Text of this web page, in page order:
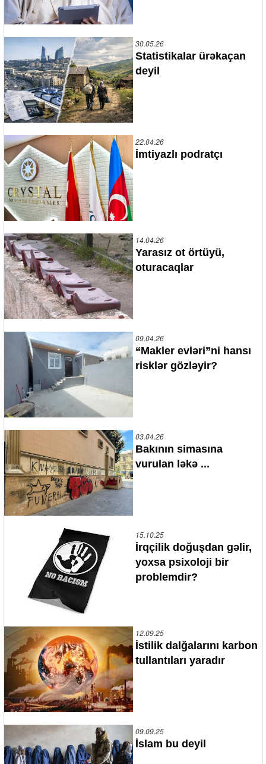
30.05.26
Statistikalar ürəkaçan
deyil
22.04.26
İmtiyazlı podratçı
14.04.26
Yarasız ot örtüyü,
oturacaqlar
09.04.26
“Makler evləri”ni hansı
risklər gözləyir?
03.04.26
Bakının simasına
vurulan ləkə ...
15.10.25
İrqçilik doğuşdan gəlir,
yoxsa psixoloji bir
problemdir?
12.09.25
İstilik dalğalarını karbon
tullantıları yaradır
09.09.25
İslam bu deyil